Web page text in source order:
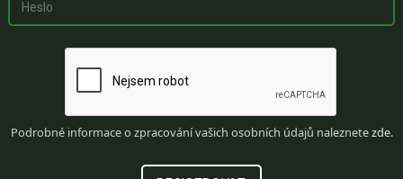
Podrobné informace o zpracování vašich osobních údajů naleznetezde.